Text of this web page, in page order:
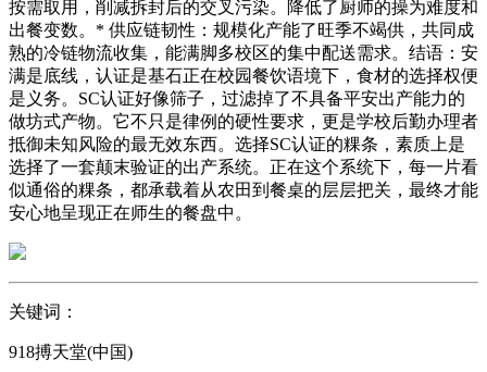
按需取用，削减拆封后的交叉污染。降低了厨师的操为难度和
出餐变数。* 供应链韧性：规模化产能了旺季不竭供，共同成
熟的冷链物流收集，能满脚多校区的集中配送需求。结语：安
满是底线，认证是基石正在校园餐饮语境下，食材的选择权便
是义务。SC认证好像筛子，过滤掉了不具备平安出产能力的
做坊式产物。它不只是律例的硬性要求，更是学校后勤办理者
抵御未知风险的最无效东西。选择SC认证的粿条，素质上是
选择了一套颠末验证的出产系统。正在这个系统下，每一片看
似通俗的粿条，都承载着从农田到餐桌的层层把关，最终才能
安心地呈现正在师生的餐盘中。
关键词：
918搏天堂(中国)